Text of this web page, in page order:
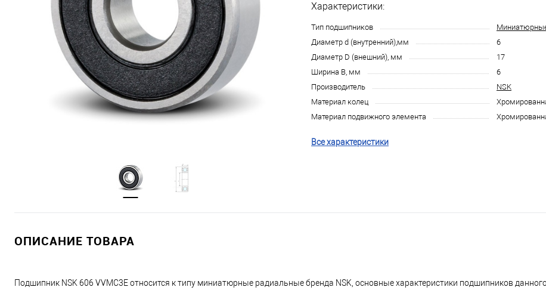
Характеристики:
Тип подшипников
Диаметр d (внутренний),мм
6
Диаметр D (внешний), мм
17
Ширина B, мм
6
Производитель
NSK
Материал колец
Материал подвижного элемента
Все характеристики
ОПИСАНИЕ ТОВАРА
Подшипник NSK 606 VVMC3E относится к типу миниатюрные радиальные бренда NSK, основные характеристики подшипников